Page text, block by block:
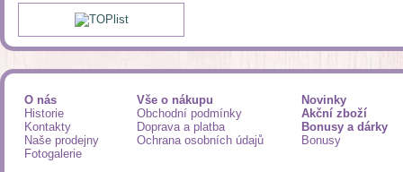
O nás
Historie
Kontakty
Naše prodejny
Fotogalerie
Vše o nákupu
Obchodní podmínky
Doprava a platba
Ochrana osobních údajů
Novinky
Akční zboží
Bonusy a dárky
Bonusy